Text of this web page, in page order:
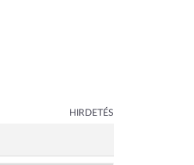
HIRDETÉS